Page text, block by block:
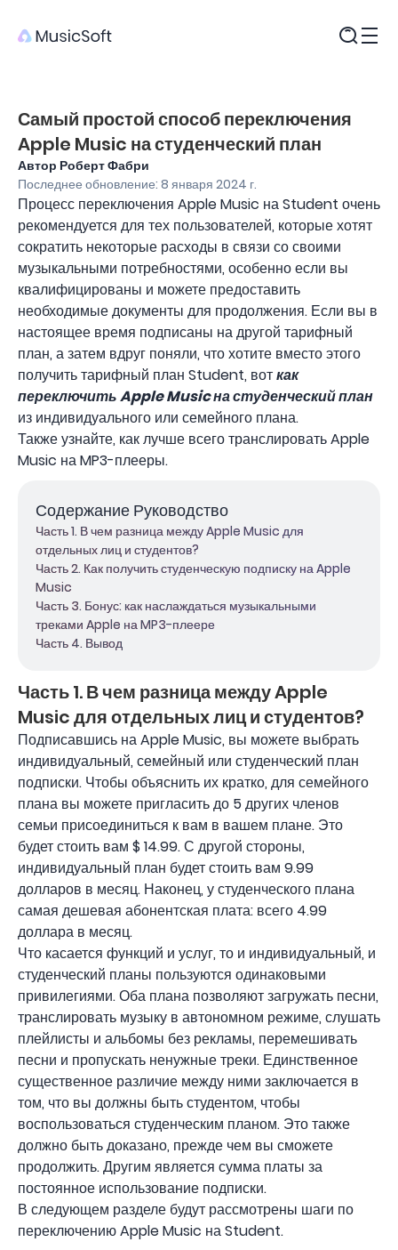
Самый простой способ переключения
Apple Music на студенческий план
Автор Роберт Фабри
Последнее обновление: 8 января 2024 г.
Процесс переключения Apple Music на Student очень
рекомендуется для тех пользователей, которые хотят
сократить некоторые расходы в связи со своими
музыкальными потребностями, особенно если вы
квалифицированы и можете предоставить
необходимые документы для продолжения. Если вы в
настоящее время подписаны на другой тарифный
план, а затем вдруг поняли, что хотите вместо этого
получить тарифный план Student, воткак
переключить Apple Music на студенческий план
из индивидуального или семейного плана.
Также узнайте, как лучше всего транслировать Apple
Music на MP3-плееры.
Содержание Руководство
Часть 1. В чем разница между Apple Music для
отдельных лиц и студентов?
Часть 2. Как получить студенческую подписку на Apple
Music
Часть 3. Бонус: как наслаждаться музыкальными
треками Apple на MP3-плеере
Часть 4. Вывод
Часть 1. В чем разница между Apple
Music для отдельных лиц и студентов?
Подписавшись на Apple Music, вы можете выбрать
индивидуальный, семейный или студенческий план
подписки. Чтобы объяснить их кратко, для семейного
плана вы можете пригласить до 5 других членов
семьи присоединиться к вам в вашем плане. Это
будет стоить вам $ 14.99. С другой стороны,
индивидуальный план будет стоить вам 9.99
долларов в месяц. Наконец, у студенческого плана
самая дешевая абонентская плата: всего 4.99
доллара в месяц.
Что касается функций и услуг, то и индивидуальный, и
студенческий планы пользуются одинаковыми
привилегиями. Оба плана позволяют загружать песни,
транслировать музыку в автономном режиме, слушать
плейлисты и альбомы без рекламы, перемешивать
песни и пропускать ненужные треки. Единственное
существенное различие между ними заключается в
том, что вы должны быть студентом, чтобы
воспользоваться студенческим планом. Это также
должно быть доказано, прежде чем вы сможете
продолжить. Другим является сумма платы за
постоянное использование подписки.
В следующем разделе будут рассмотрены шаги по
переключению Apple Music на Student.